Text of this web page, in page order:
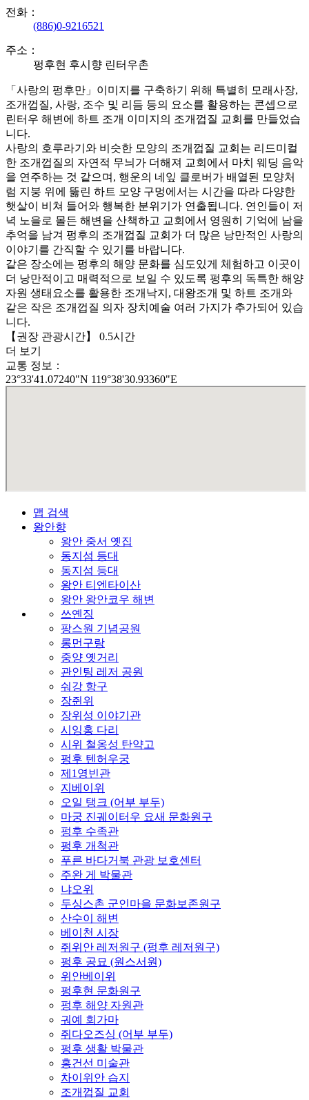
전화：
(886)0-9216521
주소：
펑후현 후시향 린터우촌
「사랑의 펑후만」이미지를 구축하기 위해 특별히 모래사장,
조개껍질, 사랑, 조수 및 리듬 등의 요소를 활용하는 콘셉으로
린터우 해변에 하트 조개 이미지의 조개껍질 교회를 만들었습
니다.
사랑의 호루라기와 비슷한 모양의 조개껍질 교회는 리드미컬
한 조개껍질의 자연적 무늬가 더해져 교회에서 마치 웨딩 음악
을 연주하는 것 같으며, 행운의 네잎 클로버가 배열된 모양처
럼 지붕 위에 뚫린 하트 모양 구멍에서는 시간을 따라 다양한
햇살이 비쳐 들어와 행복한 분위기가 연출됩니다. 연인들이 저
녁 노을로 몰든 해변을 산책하고 교회에서 영원히 기억에 남을
추억을 남겨 펑후의 조개껍질 교회가 더 많은 낭만적인 사랑의
이야기를 간직할 수 있기를 바랍니다.
같은 장소에는 펑후의 해양 문화를 심도있게 체험하고 이곳이
더 낭만적이고 매력적으로 보일 수 있도록 펑후의 독특한 해양
자원 생태요소를 활용한 조개낙지, 대왕조개 및 하트 조개와
같은 작은 조개껍질 의자 장치예술 여러 가지가 추가되어 있습
니다.
【권장 관광시간】 0.5시간
더 보기
교통 정보：
23°33'41.07240"N 119°38'30.93360"E
맵 검색
왕안향
왕안 중서 옛집
동지섬 등대
동지섬 등대
왕안 티엔타이산
왕안 왕안코우 해변
쓰옌징
팡스원 기념공원
롱먼구랑
중양 옛거리
관인팅 레저 공원
숴강 항구
장쥔위
장위성 이야기관
시잉홍 다리
시위 철옹성 탄약고
펑후 텐허우궁
제1영빈관
지베이위
오일 탱크 (어부 부두)
마궁 진궤이터우 요새 문화원구
펑후 수족관
펑후 개척관
푸른 바다거북 관광 보호센터
주완 게 박물관
냐오위
두싱스촌 군인마을 문화보존원구
산수이 해변
베이천 시장
쥐위안 레저원구 (펑후 레저원구)
펑후 공묘 (원스서원)
위안베이위
펑후현 문화원구
펑후 해양 자원관
궈예 회가마
쥐다오즈싱 (어부 부두)
펑후 생활 박물관
홍건선 미술관
차이위안 습지
조개껍질 교회